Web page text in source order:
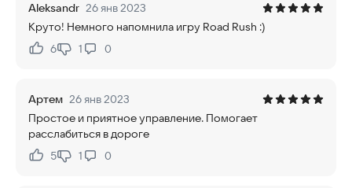
Aleksandr 26 янв 2023
Круто! Немного напомнила игру Road Rush :)
Нравится:
6Не нравится:
1 0
Артем 26 янв 2023
Простое и приятное управление. Помогает
расслабиться в дороге
Нравится:
5Не нравится:
1 0